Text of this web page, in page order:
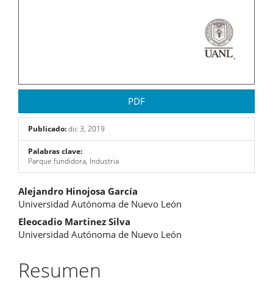
PDF
Publicado:dic 3, 2019
Palabras clave:
Parque fundidora, Industria
Contenido
principal
del
artículo
Alejandro Hinojosa García
Universidad Autónoma de Nuevo León
Eleocadio Martinez Silva
Universidad Autónoma de Nuevo León
Resumen